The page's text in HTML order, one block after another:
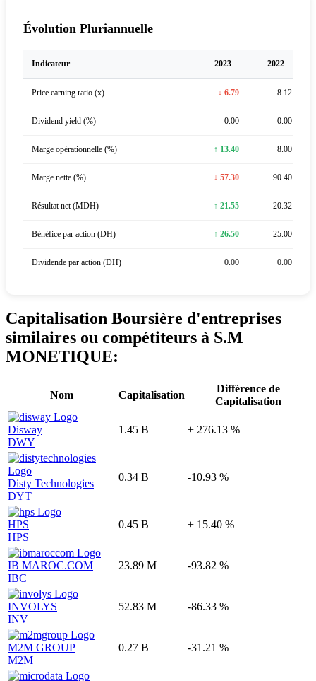
Évolution Pluriannuelle
Indicateur 2023 2022
Price earning ratio (x) ↓ 6.79 8.12
Dividend yield (%) 0.00 0.00
Marge opérationnelle (%) ↑ 13.40 8.00
Marge nette (%) ↓ 57.30 90.40
Résultat net (MDH) ↑ 21.55 20.32
Bénéfice par action (DH) ↑ 26.50 25.00
Dividende par action (DH) 0.00 0.00
Capitalisation Boursière d'entreprises
similaires ou compétiteurs à S.M
MONETIQUE:
Nom Capitalisation
Différence de
Capitalisation
Disway
DWY
1.45 B + 276.13 %
Disty Technologies
DYT
0.34 B -10.93 %
HPS
HPS
0.45 B + 15.40 %
IB MAROC.COM
IBC
23.89 M -93.82 %
INVOLYS
INV
52.83 M -86.33 %
M2M GROUP
M2M
0.27 B -31.21 %